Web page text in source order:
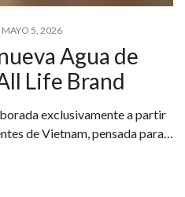
MAYO 5, 2026
Agua de
Life Brand
exclusivamente a partir
de Vietnam, pensada para